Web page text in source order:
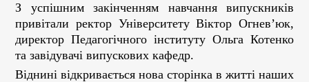
З успішним закінченням навчання випускників
привітали ректор Університету Віктор Огнев’юк,
директор Педагогічного інституту Ольга Котенко
та завідувачі випускових кафедр.
Віднині відкривається нова сторінка в житті наших